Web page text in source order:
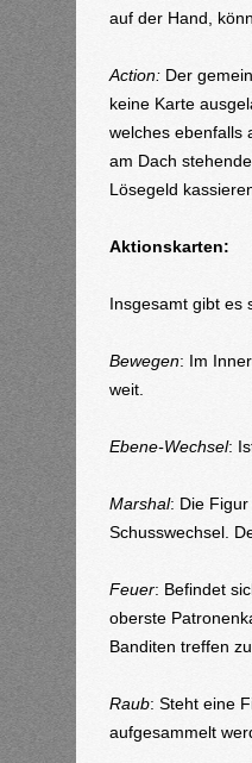
auf der Hand,
Action: Der
keine Karte
welches ebenfalls
am Dach
Lösegeld
Aktionskarten:
Insgesamt gibt es
Bewegen: Im
weit.
Ebene-Wechsel:
Marshal: Die
Schusswechsel.
Feuer: Befindet
oberste
Banditen treffen
Raub: Steht eine
aufgesammelt